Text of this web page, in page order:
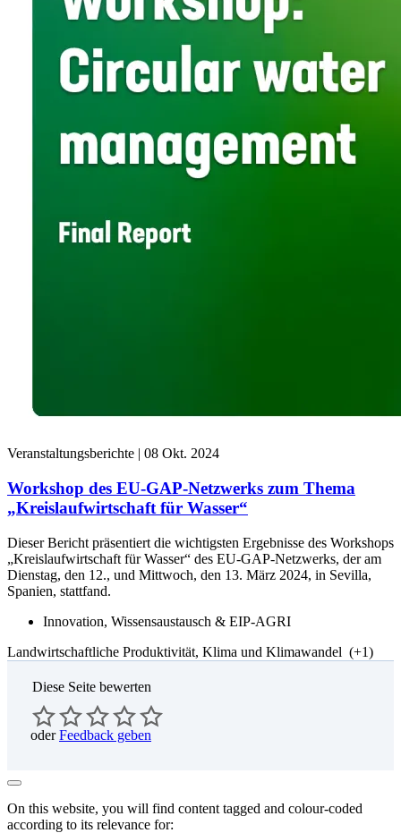
Veranstaltungsberichte | 08 Okt. 2024
Workshop des EU-GAP-Netzwerks zum Thema
„Kreislaufwirtschaft für Wasser“
Dieser Bericht präsentiert die wichtigsten Ergebnisse des Workshops
„Kreislaufwirtschaft für Wasser“ des EU-GAP-Netzwerks, der am
Dienstag, den 12., und Mittwoch, den 13. März 2024, in Sevilla,
Spanien, stattfand.
Innovation, Wissensaustausch & EIP-AGRI
Landwirtschaftliche Produktivität, Klima und Klimawandel (+1)
Diese Seite bewerten
oderFeedback geben
On this website, you will find content tagged and colour-coded
according to its relevance for: